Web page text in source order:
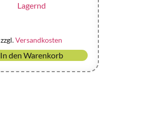
Lagernd
zzgl.Versandkosten
In den Warenkorb